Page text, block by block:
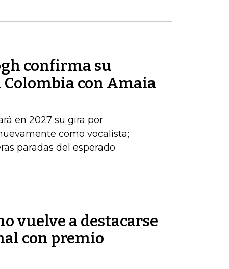
confirma su
Colombia con Amaia
en 2027 su gira por
como vocalista;
paradas del esperado
vuelve a destacarse
con premio